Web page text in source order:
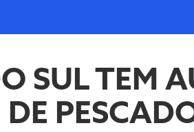
SUL TEM
DE